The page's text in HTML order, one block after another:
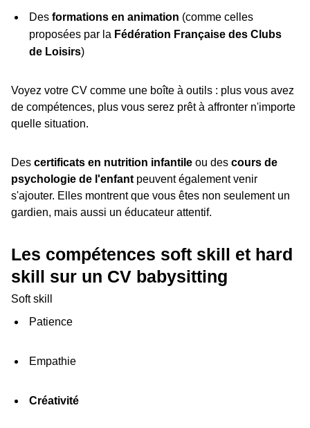
Des formations en animation (comme celles
proposées par la Fédération Française des Clubs
de Loisirs)
Voyez votre CV comme une boîte à outils : plus vous avez
de compétences, plus vous serez prêt à affronter n'importe
quelle situation.
Des certificats en nutrition infantile ou des cours de
psychologie de l'enfant peuvent également venir
s'ajouter. Elles montrent que vous êtes non seulement un
gardien, mais aussi un éducateur attentif.
Les compétences soft skill et hard
skill sur un CV babysitting
Soft skill
Patience
Empathie
Créativité